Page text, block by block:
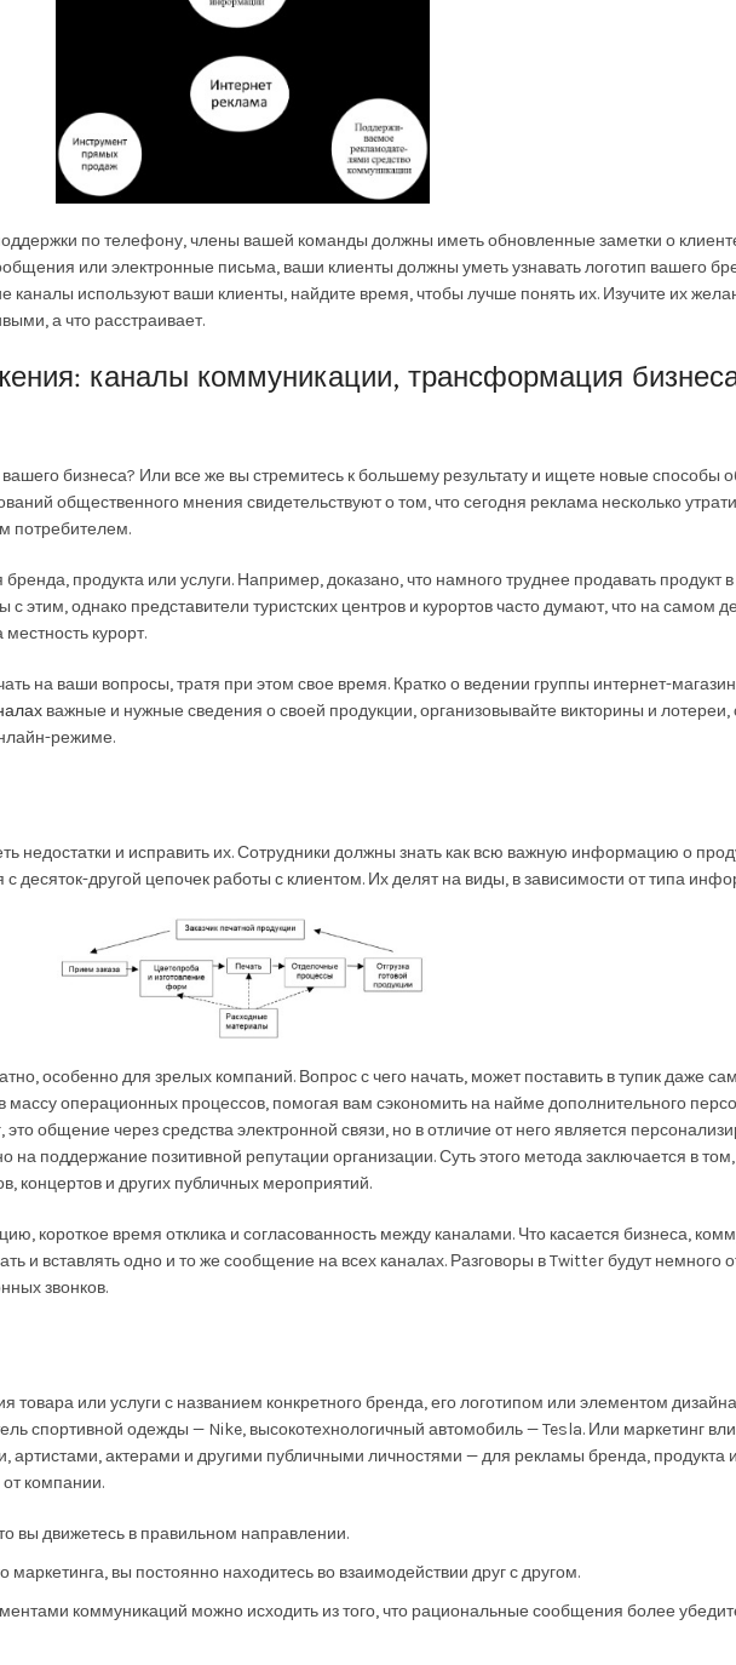
по телефону, члены вашей команды должны иметь обновленные заметки о
или электронные письма, ваши клиенты должны уметь узнавать логотип вашего
каналы используют ваши клиенты, найдите время, чтобы лучше понять их. Изучите их
а что расстраивает.
каналы коммуникации, трансформация
бизнеса? Или все же вы стремитесь к большему результату и ищете новые
общественного мнения свидетельствуют о том, что сегодня реклама несколько
потребителем.
продукта или услуги. Например, доказано, что намного труднее продавать продукт
этим, однако представители туристских центров и курортов часто думают, что на самом
курорт.
на ваши вопросы, тратя при этом свое время. Кратко о ведении группы интернет-
важные и нужные сведения о своей продукции, организовывайте викторины и лотереи,
режиме.
недостатки и исправить их. Сотрудники должны знать как всю важную информацию о
десяток-другой цепочек работы с клиентом. Их делят на виды, в зависимости от типа
особенно для зрелых компаний. Вопрос с чего начать, может поставить в тупик даже
операционных процессов, помогая вам сэкономить на найме дополнительного
общение через средства электронной связи, но в отличие от него является
на поддержание позитивной репутации организации. Суть этого метода заключается в
концертов и других публичных мероприятий.
короткое время отклика и согласованность между каналами. Что касается бизнеса,
и вставлять одно и то же сообщение на всех каналах. Разговоры в Twitter будут немного
звонков.
товара или услуги с названием конкретного бренда, его логотипом или элементом
спортивной одежды — Nike, высокотехнологичный автомобиль — Tesla. Или маркетинг
актерами и другими публичными личностями — для рекламы бренда, продукта
компании.
вы движетесь в правильном направлении.
вы постоянно находитесь во взаимодействии друг с другом.
коммуникаций можно исходить из того, что рациональные сообщения более